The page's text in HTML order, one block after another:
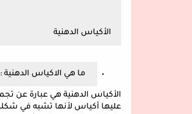
الأكياس الدهنية
ما هي الاكياس الدهنية :